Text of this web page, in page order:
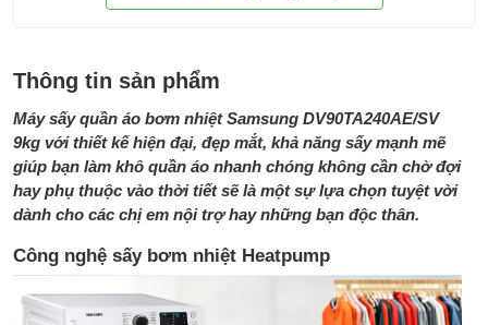
Thông tin sản phẩm
Máy sấy quần áo bơm nhiệt Samsung DV90TA240AE/SV
9kg với thiết kế hiện đại, đẹp mắt, khả năng sấy mạnh mẽ
giúp bạn làm khô quần áo nhanh chóng không cần chờ đợi
hay phụ thuộc vào thời tiết sẽ là một sự lựa chọn tuyệt vời
dành cho các chị em nội trợ hay những bạn độc thân.
Công nghệ sấy bơm nhiệt Heatpump
Sấy nhanh Quick Dry 35'
khuẩn
Phụ kiện đi cùng: HDSD
Kích thước:
Cao 850 mm - Ngang 600 mm - Sâu
600 mm
Thương hiệu:
Sản xuất tại: Trung Quốc